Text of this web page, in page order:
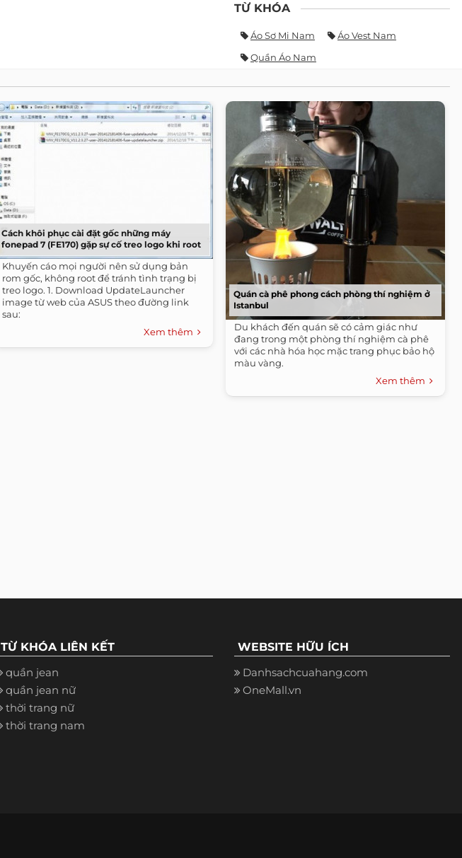
TỪ KHÓA
Áo Sơ Mi Nam
Áo Vest Nam
Quần Áo Nam
Cách khôi phục cài đặt gốc những máy
fonepad 7 (FE170) gặp sự cố treo logo khi root
Khuyến cáo mọi người nên sử dụng bản
rom gốc, không root để tránh tình trạng bị
treo logo. 1. Download UpdateLauncher
image từ web của ASUS theo đường link
sau:
http://dlcdnet.asus.com/pub/ASUS/EeePAD/FE170CG/UL-
Xem thêm
Quán cà phê phong cách phòng thí nghiệm ở
Istanbul
Du khách đến quán sẽ có cảm giác như
đang trong một phòng thí nghiệm cà phê
với các nhà hóa học mặc trang phục bảo hộ
màu vàng.
Xem thêm
TỪ KHÓA LIÊN KẾT
quần jean
quần jean nữ
thời trang nữ
thời trang nam
WEBSITE HỮU ÍCH
Danhsachcuahang.com
OneMall.vn